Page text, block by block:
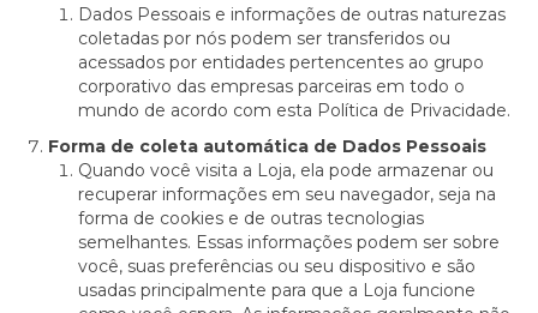
Dados Pessoais e informações de outras naturezas
coletadas por nós podem ser transferidos ou
acessados por entidades pertencentes ao grupo
corporativo das empresas parceiras em todo o
mundo de acordo com esta Política de Privacidade.
Forma de coleta automática de Dados Pessoais
Quando você visita a Loja, ela pode armazenar ou
recuperar informações em seu navegador, seja na
forma de cookies e de outras tecnologias
semelhantes. Essas informações podem ser sobre
você, suas preferências ou seu dispositivo e são
usadas principalmente para que a Loja funcione